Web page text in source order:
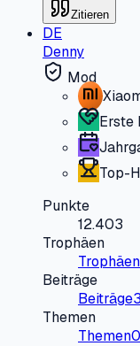
Zitieren
DE
Denny
Mod
Erste
Top-
Punkte
12.403
Trophäen
Trophäen
Beiträge
Beiträge
Themen
Themen0